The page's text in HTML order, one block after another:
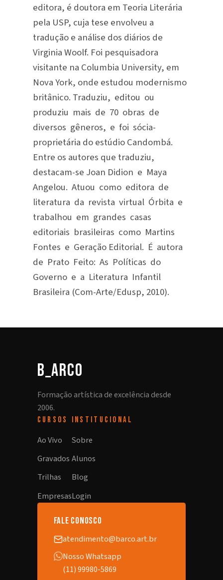
editora, é doutora em Teoria Literária
pela USP, cuja tese envolveu a
tradução e análise dos diários de
Virginia Woolf. Foi pesquisadora
visitante na Columbia University, em
Nova York, onde estudou modernismo
britânico. Traduziu, editou ou
produziu mais de 70 obras de
diversos gêneros, e foi sócia-
proprietária do estúdio Candombá.
Entre os autores que traduziu,
destacam-se Joan Didion e Maya
Angelou. Atuou como editora de
literatura da revista virtual Órbita e
trabalhou em grandes casas
editoriais brasileiras como Martins
Fontes e Geração Editorial. É autora
de Prato Feito: As Políticas do
Governo e a Literatura Infantil
Brasileira (Com-Arte/Edusp, 2010).
b_arco
Formação artística de excelência desde
2006.
CURSOS
Ao Vivo
Gravados
Trilhas
Empresas
INSTITUCIONAL
Sobre
Alunos
Blog
Login
fale conosco
atendimento@barco.art.br
Nosso Whatsapp
(11) 99980-5869